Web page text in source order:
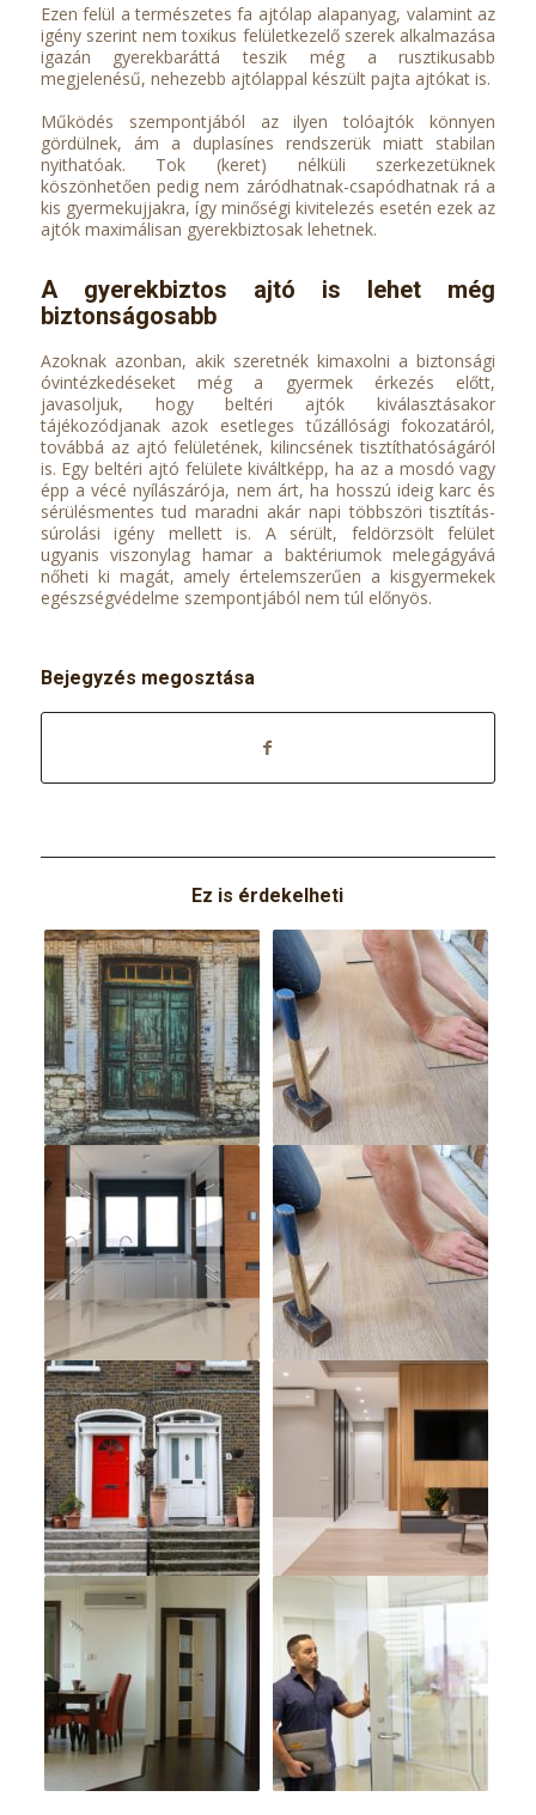
Ezen felül a természetes fa ajtólap alapanyag, valamint az
igény szerint nem toxikus felületkezelő szerek alkalmazása
igazán gyerekbaráttá teszik még a rusztikusabb
megjelenésű, nehezebb ajtólappal készült pajta ajtókat is.
Működés szempontjából az ilyen tolóajtók könnyen
gördülnek, ám a duplasínes rendszerük miatt stabilan
nyithatóak. Tok (keret) nélküli szerkezetüknek
köszönhetően pedig nem záródhatnak-csapódhatnak rá a
kis gyermekujjakra, így minőségi kivitelezés esetén ezek az
ajtók maximálisan gyerekbiztosak lehetnek.
A gyerekbiztos ajtó is lehet még
biztonságosabb
Azoknak azonban, akik szeretnék kimaxolni a biztonsági
óvintézkedéseket még a gyermek érkezés előtt,
javasoljuk, hogy beltéri ajtók kiválasztásakor
tájékozódjanak azok esetleges tűzállósági fokozatáról,
továbbá az ajtó felületének, kilincsének tisztíthatóságáról
is. Egy beltéri ajtó felülete kiváltképp, ha az a mosdó vagy
épp a vécé nyílászárója, nem árt, ha hosszú ideig karc és
sérülésmentes tud maradni akár napi többszöri tisztítás-
súrolási igény mellett is. A sérült, feldörzsölt felület
ugyanis viszonylag hamar a baktériumok melegágyává
nőheti ki magát, amely értelemszerűen a kisgyermekek
egészségvédelme szempontjából nem túl előnyös.
Bejegyzés megosztása
Ez is érdekelheti